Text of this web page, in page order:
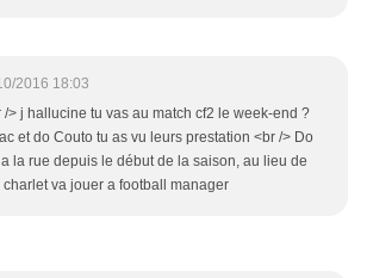
2016 18:03
/> j hallucine tu vas au match cf2 le week-end ?
et do Couto tu as vu leurs prestation <br /> Do
la rue depuis le début de la saison, au lieu de
va jouer a football manager